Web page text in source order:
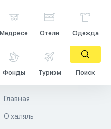
Медресе Отели Одежда
Фонды Туризм Поиск
Главная
О халяль